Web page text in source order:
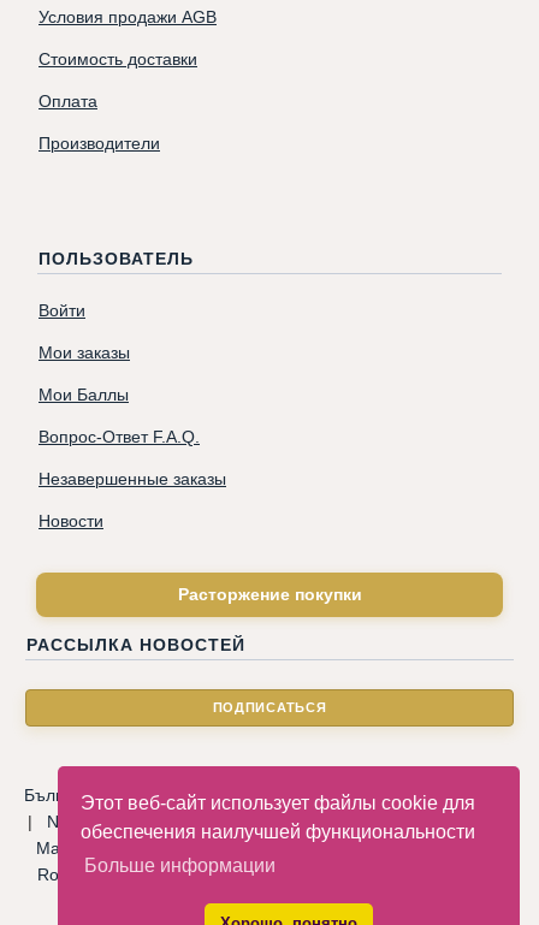
Этот веб-сайт использует файлы cookie для
обеспечения наилучшей функциональности
Больше информации
Условия продажи AGB
Стоимость доставки
Оплата
Производители
ПОЛЬЗОВАТЕЛЬ
Войти
Мои заказы
Мои Баллы
Вопрос-Ответ F.A.Q.
Незавершенные заказы
Новости
Расторжение покупки
РАССЫЛКА НОВОСТЕЙ
Български|Català|Deutsche|Hrvatski|Čeština |Dansk
| Nederlandse Eesti keel
Magyar
Latviski Norsk| Polski
Română|Русский|Српски|
Español|Svenska|Türkçe